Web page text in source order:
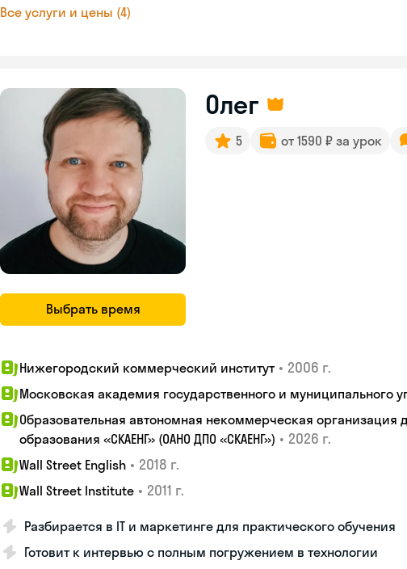
Все услуги и цены (4)
Выбрать время
Олег
5 от 1590 ₽ за урок
Нижегородский коммерческий институт • 2006 г.
Московская академия государственного и муниципального
Образовательная автономная некоммерческая организация
образования «СКАЕНГ» (ОАНО ДПО «СКАЕНГ») • 2026 г.
Wall Street English • 2018 г.
Wall Street Institute • 2011 г.
Разбирается в IT и маркетинге для практического обучения
Готовит к интервью с полным погружением в технологии